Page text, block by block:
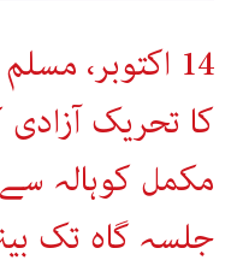
14 اکتوبر،
کا تحریک آزادی
مکمل کوہالہ سے
جلسہ گاہ تک